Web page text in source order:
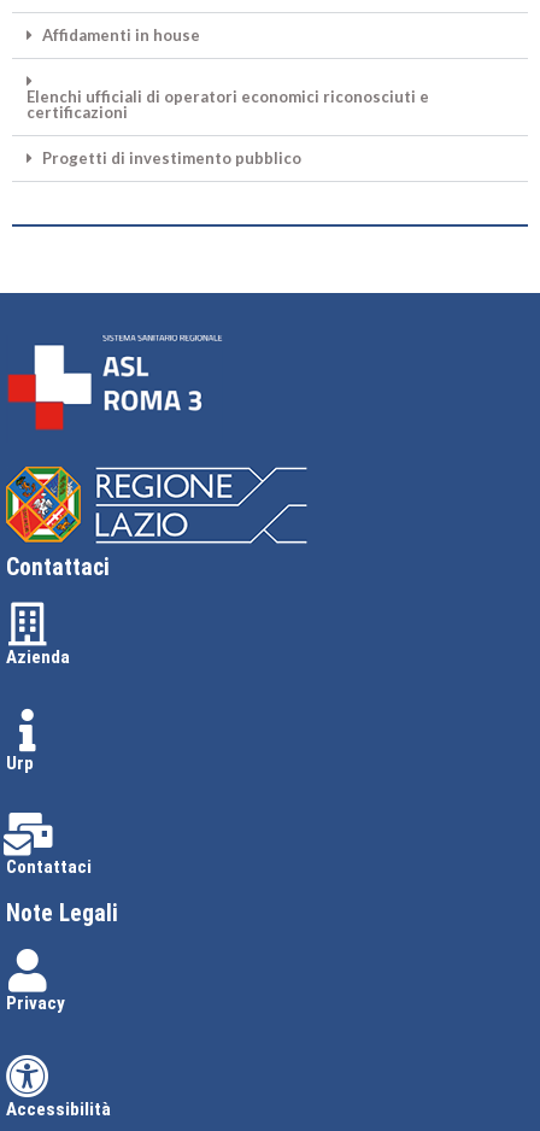
Affidamenti in house
Elenchi ufficiali di operatori economici riconosciuti e
certificazioni
Progetti di investimento pubblico
Contattaci
Azienda
Urp
Contattaci
Note Legali
Privacy
Accessibilità